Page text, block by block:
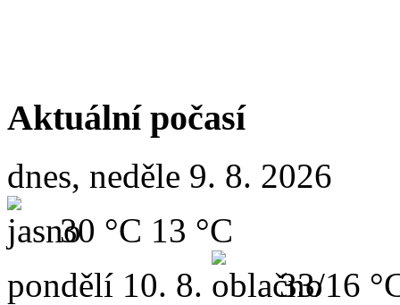
Aktuální počasí
dnes, neděle 9. 8. 2026
30 °C 13 °C
pondělí 10. 8. 33/16